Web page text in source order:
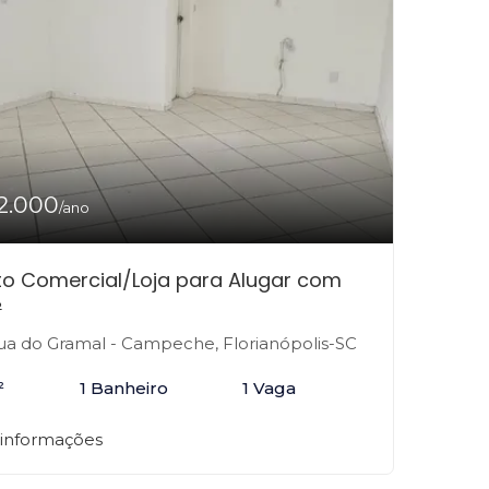
/ano
Comercial/Loja para Alugar com
do Gramal - Campeche, Florianópolis-SC
1 Banheiro 1 Vaga